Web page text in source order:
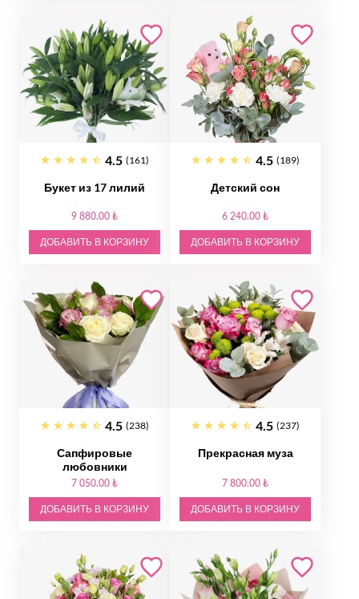
4.5 (161)
Букет из 17 лилий
9 880.00 ₺
ДОБАВИТЬ В КОРЗИНУ
4.5 (189)
Детский сон
6 240.00 ₺
ДОБАВИТЬ В КОРЗИНУ
4.5 (238)
Сапфировые
любовники
7 050.00 ₺
ДОБАВИТЬ В КОРЗИНУ
4.5 (237)
Прекрасная муза
7 800.00 ₺
ДОБАВИТЬ В КОРЗИНУ